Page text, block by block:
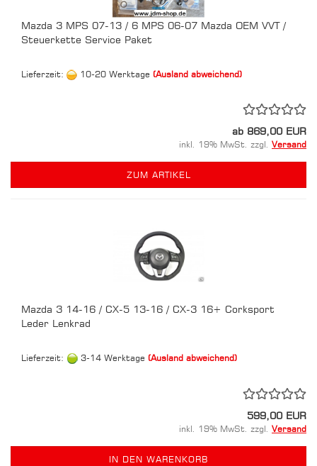
Mazda 3 MPS 07-13 / 6 MPS 06-07 Mazda OEM VVT /
Steuerkette Service Paket
Lieferzeit: 10-20 Werktage (Ausland abweichend)
ab 869,00 EUR
inkl. 19% MwSt. zzgl. Versand
ZUM ARTIKEL
Mazda 3 14-16 / CX-5 13-16 / CX-3 16+ Corksport
Leder Lenkrad
Lieferzeit: 3-14 Werktage (Ausland abweichend)
599,00 EUR
inkl. 19% MwSt. zzgl. Versand
IN DEN WARENKORB